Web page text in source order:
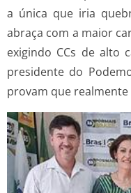
a única que iria
abraça com a maior
exigindo CCs de alto
presidente do
provam que realmente